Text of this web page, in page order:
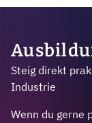
Steig direkt
Industrie
Wenn du gerne